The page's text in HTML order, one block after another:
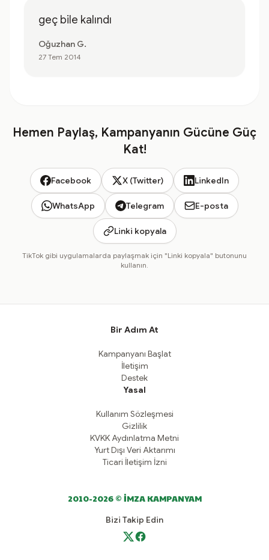
geç bile kalındı
Oğuzhan G.
27 Tem 2014
Hemen Paylaş, Kampanyanın Gücüne Güç
Kat!
Facebook X (Twitter) LinkedIn
WhatsApp Telegram E-posta
Linki kopyala
TikTok gibi uygulamalarda paylaşmak için "Linki kopyala" butonunu
kullanın.
Bir Adım At
Kampanyanı Başlat
İletişim
Destek
Yasal
Kullanım Sözleşmesi
Gizlilik
KVKK Aydınlatma Metni
Yurt Dışı Veri Aktarımı
Ticari İletişim İzni
2010-2026 © İMZA KAMPANYAM
Bizi Takip Edin